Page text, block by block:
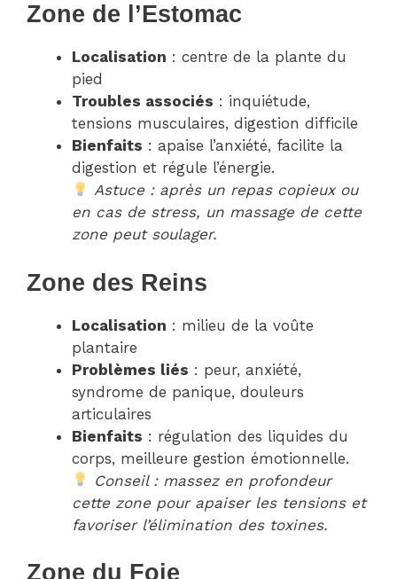
Zone de l’Estomac
Localisation : centre de la plante du
pied
Troubles associés : inquiétude,
tensions musculaires, digestion difficile
Bienfaits : apaise l’anxiété, facilite la
digestion et régule l’énergie.
Astuce : après un repas copieux ou
en cas de stress, un massage de cette
zone peut soulager.
Zone des Reins
Localisation : milieu de la voûte
plantaire
Problèmes liés : peur, anxiété,
syndrome de panique, douleurs
articulaires
Bienfaits : régulation des liquides du
corps, meilleure gestion émotionnelle.
Conseil : massez en profondeur
cette zone pour apaiser les tensions et
favoriser l’élimination des toxines.
Zone du Foie